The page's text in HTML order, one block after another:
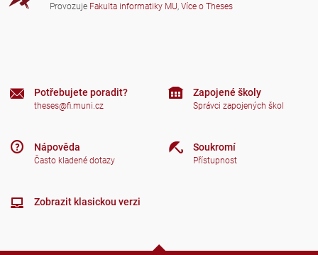
Provozuje Fakulta informatiky MU, Více o Theses
Potřebujete poradit?
theses@fi.muni.cz
Nápověda
Často kladené dotazy
Zapojené školy
Správci zapojených škol
Soukromí
Přístupnost
Zobrazit klasickou verzi